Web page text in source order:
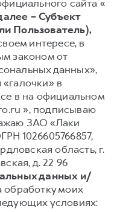
799 000 ₽
сайта «
– Субъект
Пользователь),
интересе, в
законом от
данных»,
в
в на официальном
», подписываю
ЗАО «Лаки
1026605766857,
область, г.
д. 22 96
данных и/
обработку моих
условиях: